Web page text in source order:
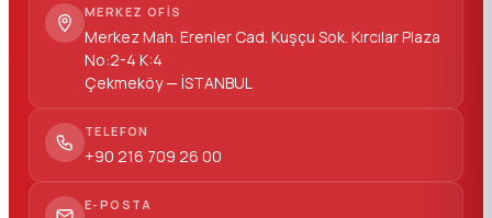
MERKEZ OFIS
Merkez Mah. Erenler Cad. Kuşçu Sok. Kırcılar Plaza
No:2-4 K:4
Çekmeköy — İSTANBUL
TELEFON
+90 216 709 26 00
E-POSTA